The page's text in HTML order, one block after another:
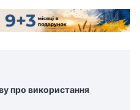
про використання